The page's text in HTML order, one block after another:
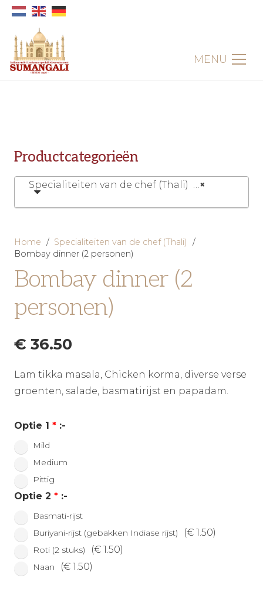
MENU
Productcategorieën
×
Specialiteiten van de chef (Thali) (6)
Home / Specialiteiten van de chef (Thali)
/
Bombay dinner (2 personen)
Bombay dinner (2
personen)
€ 36.50
Lam tikka masala, Chicken korma, diverse verse
groenten, salade, basmatirijst en papadam.
Optie 1 * :-
Mild
Medium
Pittig
Optie 2 * :-
Basmati-rijst
Buriyani-rijst (gebakken Indiase rijst)
(€ 1.50)
Roti (2 stuks) (€ 1.50)
Naan (€ 1.50)